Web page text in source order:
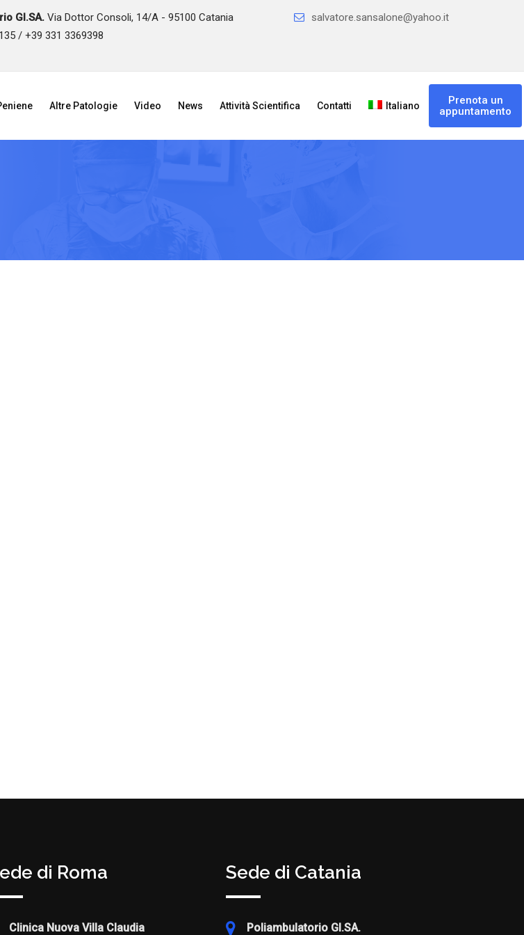
GI.SA.Via Dottor Consoli, 14/A - 95100 Catania
/ +39 331 3369398
salvatore.sansalone@yahoo.it
Altre Patologie Video News Attività Scientifica Contatti Italiano
Prenota un
appuntamento
di Roma
Clinica Nuova Villa Claudia
Sede di Catania
Poliambulatorio GI.SA.